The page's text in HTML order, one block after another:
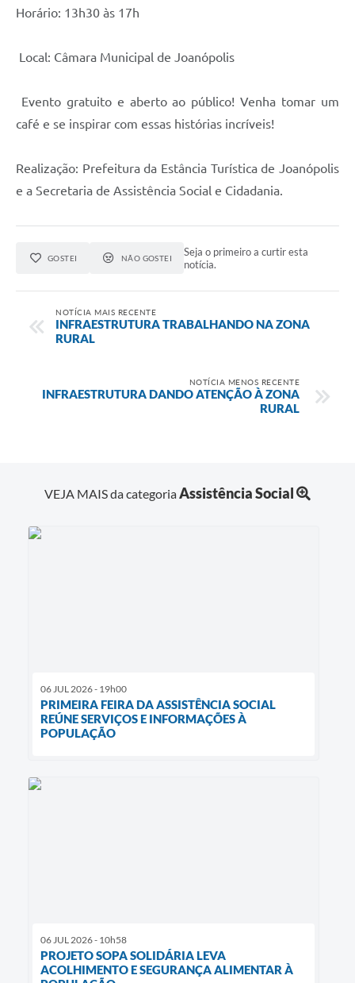
Horário: 13h30 às 17h
Local: Câmara Municipal de Joanópolis
Evento gratuito e aberto ao público! Venha tomar um
café e se inspirar com essas histórias incríveis!
Realização: Prefeitura da Estância Turística de Joanópolis
e a Secretaria de Assistência Social e Cidadania.
GOSTEI NÃO GOSTEI
Seja o primeiro a curtir esta
notícia.
NOTÍCIA MAIS RECENTE
INFRAESTRUTURA TRABALHANDO NA ZONA
RURAL
NOTÍCIA MENOS RECENTE
INFRAESTRUTURA DANDO ATENÇÃO À ZONA
RURAL
VEJA MAIS da categoriaAssistência Social
06 JUL 2026 - 19h00
PRIMEIRA FEIRA DA ASSISTÊNCIA SOCIAL
REÚNE SERVIÇOS E INFORMAÇÕES À
POPULAÇÃO
06 JUL 2026 - 10h58
PROJETO SOPA SOLIDÁRIA LEVA
ACOLHIMENTO E SEGURANÇA ALIMENTAR À